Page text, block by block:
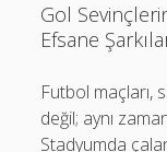
Gol
Efsane
Futbol maçları,
değil; aynı
Stadyumda